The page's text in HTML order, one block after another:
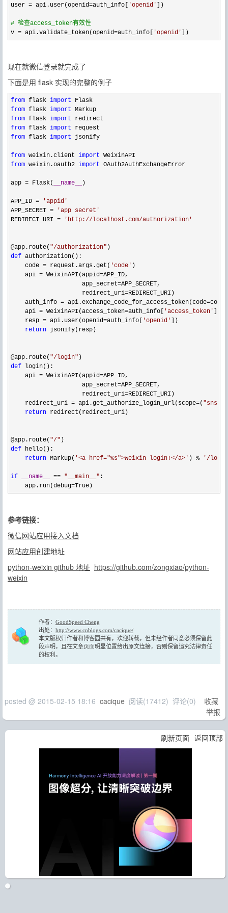
user = api.user(openid=auth_info[
'openid ' ])
# 检查access_token有效性
v = api.validate_token(openid=auth_info[
'openid ' ])
现在就微信登录就完成了
下面是用 flask 实现的完整的例子
from flask import
from flask import
from flask import
from flask import
from flask import jsonify
from weixin.client import
from weixin.oauth2 import OAuth2AuthExchangeError
app = Flask( __name__ )
APP_ID = 'appid '
APP_SECRET = 'app secret '
REDIRECT_URI = ' http://localhost.com/authorization '
@app.route( "/authorization"
def authorization():
    code
= request.args.get( 'code ' )
    api
= WeixinAPI(appid=APP_ID,
                    app_secret
=APP_SECRET,
                    redirect_uri
=REDIRECT_URI)
    auth_info
= api.exchange_code_for_access_token(code=code)
    api
= WeixinAPI(access_token=auth_info[ 'access_token '
    resp
= api.user(openid=auth_info[ 'openid '
])
return jsonify(resp)
@app.route( "/login"
def login():
    api
= WeixinAPI(appid=APP_ID,
                    app_secret
=APP_SECRET,
                    redirect_uri
=REDIRECT_URI)
    redirect_uri
= api.get_authorize_login_url(scope=( "
return redirect(redirect_uri)
@app.route( "/"
def hello():
return Markup( '<a href="%s">weixin login!</a> ' ) % '/login
if __name__ == " __main__ " :
    app.run(debug
=True)
参考链接：
微信网站应用接入文档
网站应用创建地址
python-weixin github 地址 https://github.com/zongxiao/python-
weixin
作者： GoodSpeed Cheng
出处： http://www.cnblogs.com/cacique/
本文版权归作者和博客园共有，欢迎转载，但未经作者同意必须保留此
段声明，且在文章页面明显位置给出原文连接，否则保留追究法律责任
的权利。
posted @ 2015-02-15 18:16 cacique 阅读(17412) 评论(0) 收藏
举报
刷新页面 返回顶部